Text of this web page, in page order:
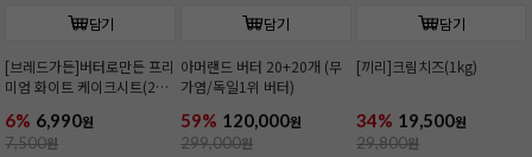
담기
[브레드가든]버터로만든 프리
미엄 화이트 케이크시트(2호/
6% 6,990원
7,500원
담기
아머랜드 버터 20+20개 (무
가염/독일1위 버터)
59% 120,000원
299,000원
담기
[끼리]크림치즈(1kg)
34% 19,500원
29,800원